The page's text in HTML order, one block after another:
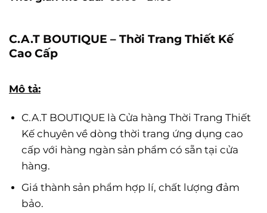
C.A.T BOUTIQUE – Thời Trang Thiết Kế
Cao Cấp
Mô tả:
C.A.T BOUTIQUE là Cửa hàng Thời Trang Thiết
Kế chuyên về dòng thời trang ứng dụng cao
cấp với hàng ngàn sản phẩm có sẵn tại cửa
hàng.
Giá thành sản phẩm hợp lí, chất lượng đảm
bảo.